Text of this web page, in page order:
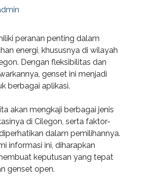
peranan penting dalam
energi, khususnya di wilayah
Dengan fleksibilitas dan
genset ini menjadi
berbagai aplikasi.
akan mengkaji berbagai jenis
di Cilegon, serta faktor-
dalam pemilihannya.
informasi ini, diharapkan
keputusan yang tepat
genset open.